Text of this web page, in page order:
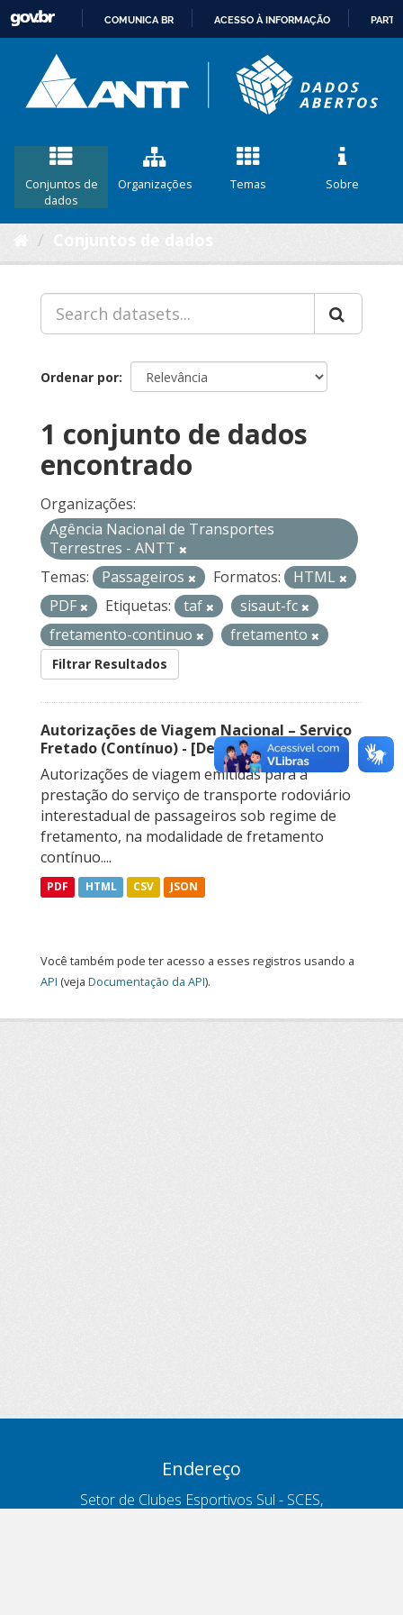
CONTEÚDO
COMUNICA BR ACESSO À INFORMAÇÃO
Conjuntos de
dados
Organizações Temas Sobre
Ordenar por
1 conjunto de dados
encontrado
Organizações:
Agência Nacional de Transportes
Terrestres - ANTT
Temas:
Passageiros Formatos:
HTML
PDF
Etiquetas: taf
sisaut-fc
fretamento-continuo
fretamento
Filtrar Resultados
Autorizações de Viagem Nacional – Serviço
Fretado (Contínuo) - [Descontinuado]
Autorizações de viagem emitidas para a
prestação do serviço de transporte rodoviário
interestadual de passageiros sob regime de
fretamento, na modalidade de fretamento
contínuo....
PDF HTML CSV JSON
Você também pode ter acesso a esses registros usando a
API (veja Documentação da API).
Endereço
Setor de Clubes Esportivos Sul - SCES,